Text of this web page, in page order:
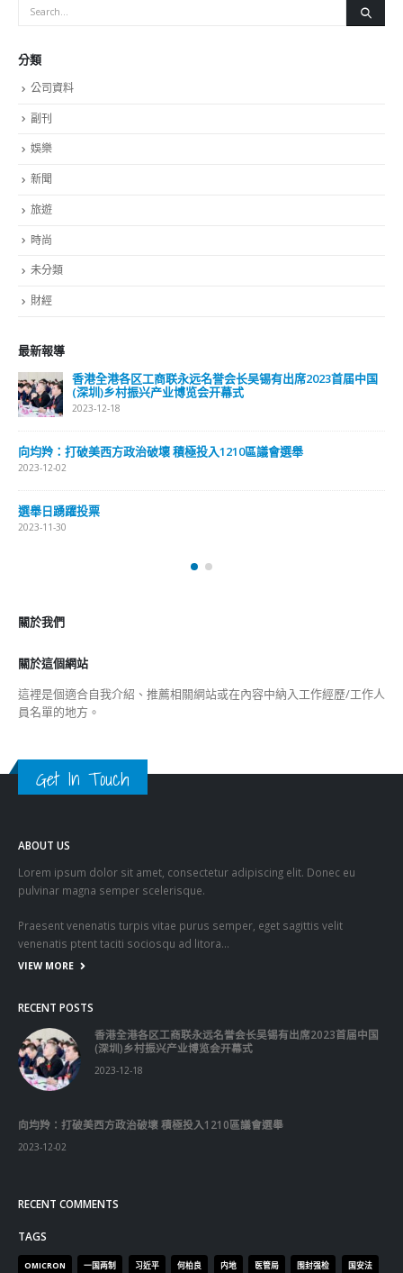
分類
公司資料
副刊
娛樂
新聞
旅遊
時尚
未分類
財經
最新報導
香港全港各区工商联永远名誉会长吴锡有出席2023首届中国
(深圳)乡村振兴产业博览会开幕式
2023-12-18
向均羚：打破美西方政治破壞 積極投入1210區議會選舉
2023-12-02
選舉日踴躍投票
2023-11-30
關於我們
關於這個網站
這裡是個適合自我介紹、推薦相關網站或在內容中納入工作經歷/工作人
員名單的地方。
Get In Touch
ABOUT US
Lorem ipsum dolor sit amet, consectetur adipiscing elit. Donec eu
pulvinar magna semper scelerisque.
Praesent venenatis turpis vitae purus semper, eget sagittis velit
venenatis ptent taciti sociosqu ad litora…
VIEW MORE
RECENT POSTS
香港全港各区工商联永远名誉会长吴锡有出席2023首届中国
(深圳)乡村振兴产业博览会开幕式
2023-12-18
向均羚：打破美西方政治破壞 積極投入1210區議會選舉
2023-12-02
RECENT COMMENTS
TAGS
OMICRON 一国两制 习近平 何柏良 内地 医管局 围封强检 国安法